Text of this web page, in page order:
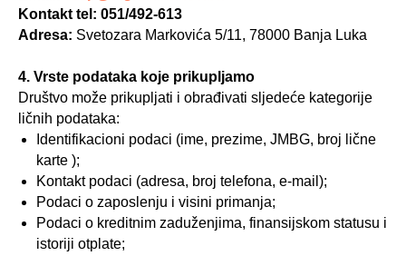
Kontakt tel: 051/492-613
Adresa: Svetozara Markovića 5/11, 78000 Banja Luka
4. Vrste podataka koje prikupljamo
Društvo može prikupljati i obrađivati sljedeće kategorije
ličnih podataka:
Identifikacioni podaci (ime, prezime, JMBG, broj lične
karte );
Kontakt podaci (adresa, broj telefona, e-mail);
Podaci o zaposlenju i visini primanja;
Podaci o kreditnim zaduženjima, finansijskom statusu i
istoriji otplate;